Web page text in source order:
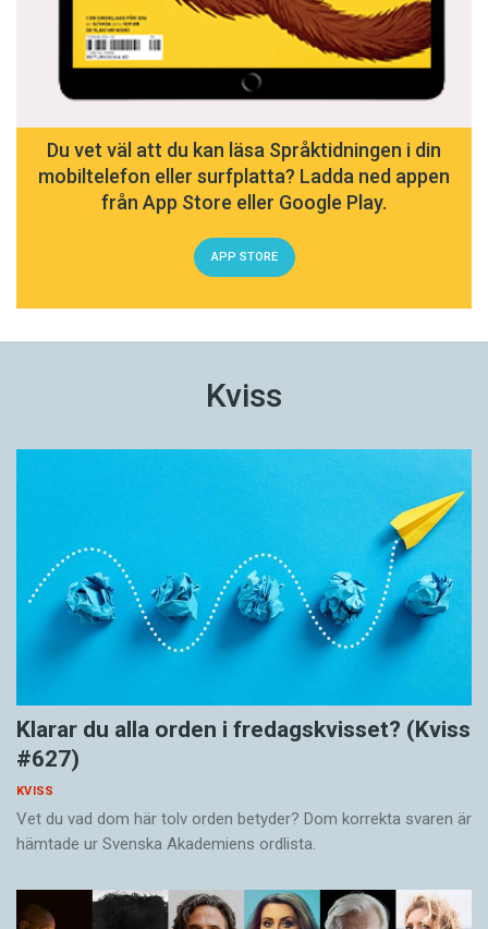
Du vet väl att du kan läsa Språktidningen i din
mobiltelefon eller surfplatta? Ladda ned appen
från App Store eller Google Play.
APP STORE
Kviss
Klarar du alla orden i fredagskvisset? (Kviss
#627)
KVISS
Vet du vad dom här tolv orden betyder? Dom korrekta svaren är
hämtade ur Svenska Akademiens ordlista.